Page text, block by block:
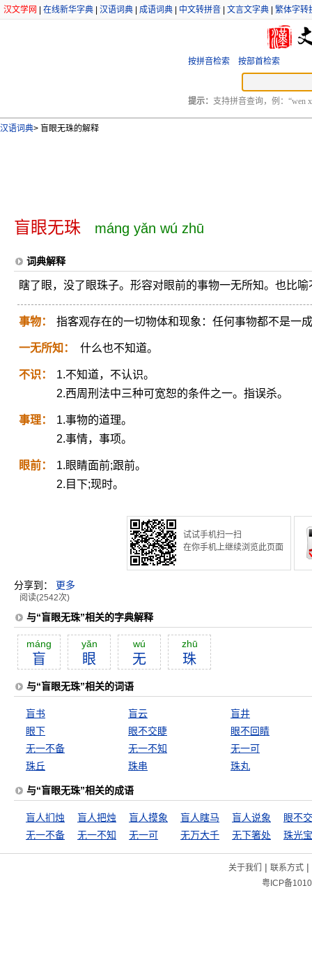
汉文学网 在线新华字典 汉语词典 成语词典 中文转拼音 文言文字典 繁体字转
按拼音检索 按部首检索
提示： 支持拼音查询，例：“wen
汉语词典> 盲眼无珠的解释
盲眼无珠 máng yǎn wú zhū
词典解释
瞎了眼，没了眼珠子。形容对眼前的事物一无所知。也比喻
事物： 指客观存在的一切物体和现象：任何事物都不是一
一无所知： 什么也不知道。
不识：
1.不知道，不认识。
2.西周刑法中三种可宽恕的条件之一。指误杀。
事理：
1.事物的道理。
2.事情，事项。
眼前：
1.眼睛面前;跟前。
2.目下;现时。
试试手机扫一扫
在你手机上继续浏览此页面
分享到： 更多
阅读(2542次)
与“盲眼无珠”相关的字典解释
máng
盲
yăn
眼
wú
无
zhū
珠
与“盲眼无珠”相关的词语
盲书 盲云
盲井
眼下
眼不交睫
眼不回睛
无一不备
无一不知
无一可
珠丘
珠串 珠丸
与“盲眼无珠”相关的成语
盲人扪烛 盲人把烛 盲人摸象 盲人瞎马 盲人说象
眼不
无一不备
无一不知 无一可 无万大千 无下箸处 珠光
关于我们 | 联系方式|
粤ICP备